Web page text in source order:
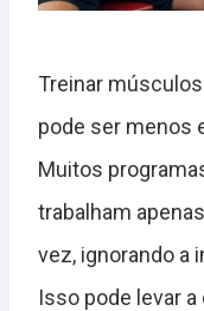
Treinar
pode ser menos
Muitos
trabalham
vez, ignorando a
Isso pode levar